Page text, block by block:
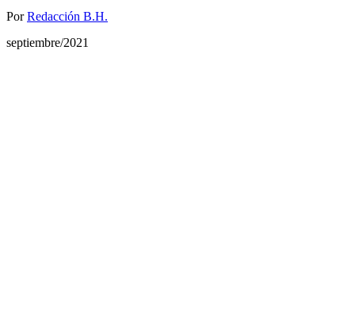
PorRedacción B.H.
septiembre/2021